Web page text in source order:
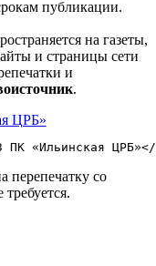
публикации.
на газеты,
и страницы сети
и
.
ЦРБ»
«Ильинская ЦРБ»</
перепечатку со